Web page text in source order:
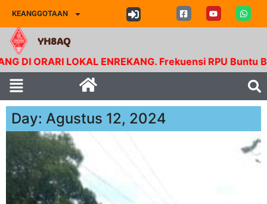
KEANGGOTAAN
YH8AQ
LOKAL ENREKANG. Frekuensi RPU Buntu
Day: Agustus 12, 2024